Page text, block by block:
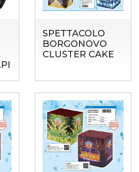
SPETTACOLO
BORGONOVO
CLUSTER CAKE